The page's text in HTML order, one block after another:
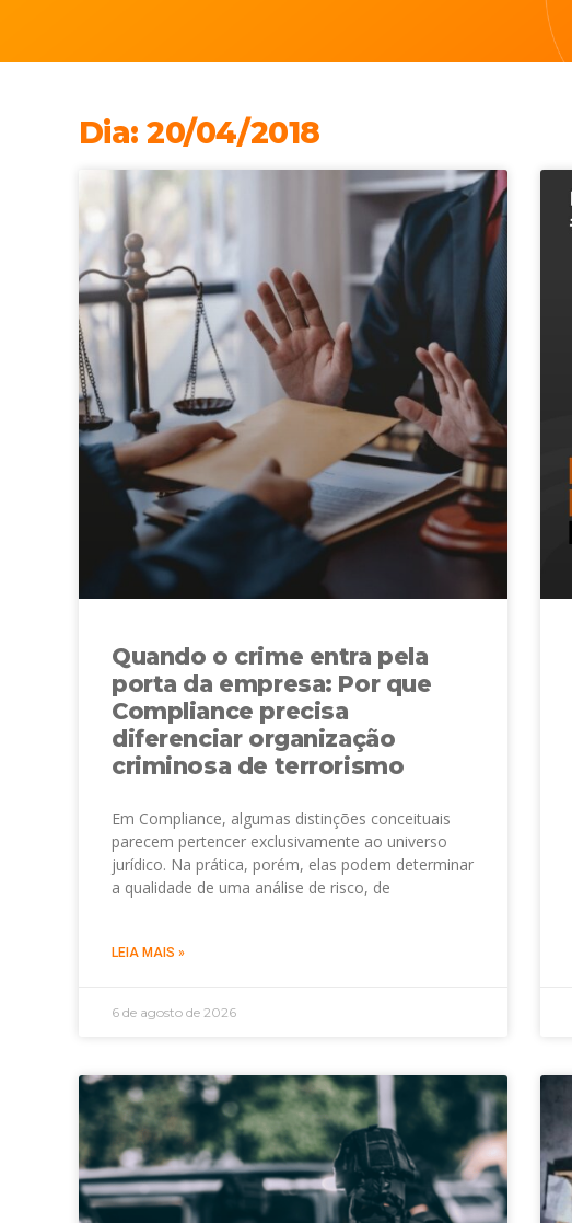
Dia: 20/04/2018
Quando o crime entra pela
porta da empresa: Por que
Compliance precisa
diferenciar organização
criminosa de terrorismo
Em Compliance, algumas distinções conceituais
parecem pertencer exclusivamente ao universo
jurídico. Na prática, porém, elas podem determinar
a qualidade de uma análise de risco, de
LEIA MAIS »
6 de agosto de 2026